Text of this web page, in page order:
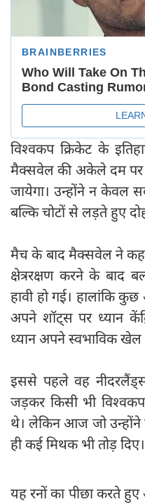
विश्वकप क्रिकेट के
मैक्सवेल की अकेले दम पर
जायेगा। उन्होंने न केवल
बल्कि चोटों से लड़ते हुए
मैच के बाद मैक्सवेल ने
क्षेत्ररक्षण करने के बाद
हावी हो गई। हालांकि कुछ
अपने शॉट्स पर ध्यान
ध्यान अपने स्वभाविक
इससे पहले वह
जड़कर किसी भी
थे। लेकिन आज जो उन्होंने
ही कई मिथक भी तोड़ दिए।
यह रनों का पीछा करते हुए